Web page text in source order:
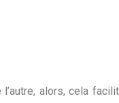
alors, cela